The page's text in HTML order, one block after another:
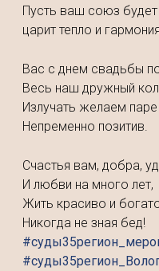
Пусть ваш союз
царит тепло и
Вас с днем свадьбы
Весь наш дружный
Излучать желаем паре
Непременно позитив.
Счастья вам, добра,
И любви на много лет,
Жить красиво и
Никогда не зная бед!